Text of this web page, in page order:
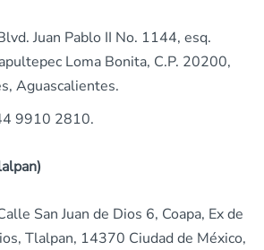
Juan Pablo II No. 1144, esq.
Loma Bonita, C.P. 20200,
Aguascalientes.
9910 2810.
San Juan de Dios 6, Coapa, Ex de
Tlalpan, 14370 Ciudad de México,